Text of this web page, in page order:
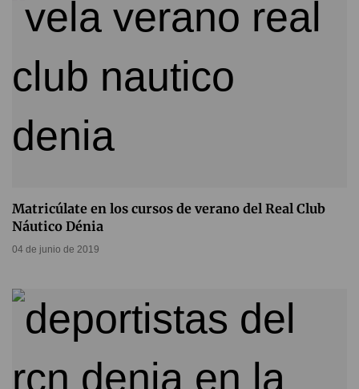
Matricúlate en los cursos de verano del Real Club
Náutico Dénia
04 de junio de 2019